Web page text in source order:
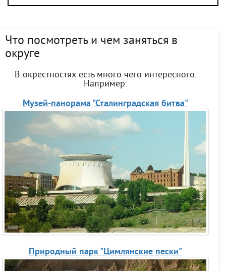
Что посмотреть и чем заняться в
округе
В окрестностях есть много чего интересного.
Например:
Музей-панорама "Сталинградская битва"
Природный парк "Цимлянские пески"